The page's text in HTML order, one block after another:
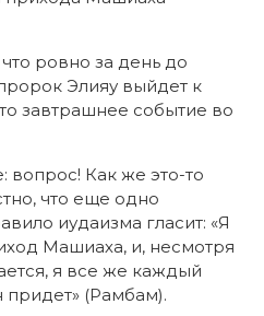
ровно за день до
Элияу выйдет к
завтрашнее событие во
вопрос! Как же это-то
что еще одно
иудаизма гласит: «Я
Машиаха, и, несмотря
я все же каждый
придет» (Рамбам).